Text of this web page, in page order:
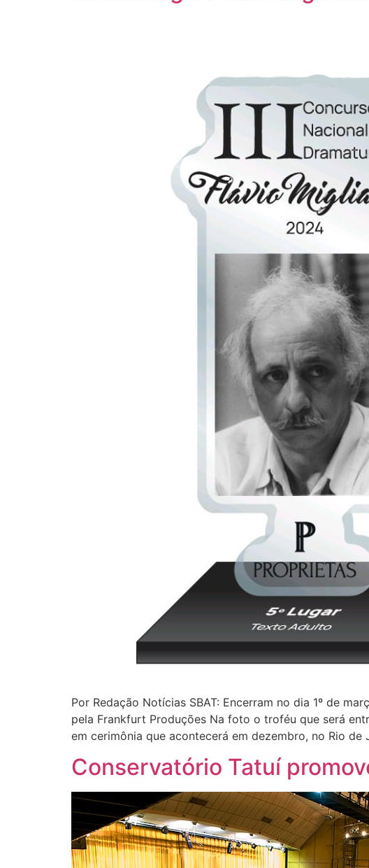
Por Redação Notícias SBAT: Encerram no dia 1º de
pela Frankfurt Produções Na foto o troféu que será
em cerimônia que acontecerá em dezembro, no Rio de
Conservatório Tatuí